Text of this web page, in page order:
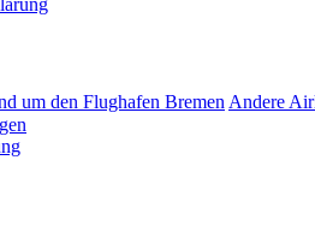
um den Flughafen BremenAndere